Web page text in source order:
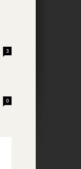
3
0